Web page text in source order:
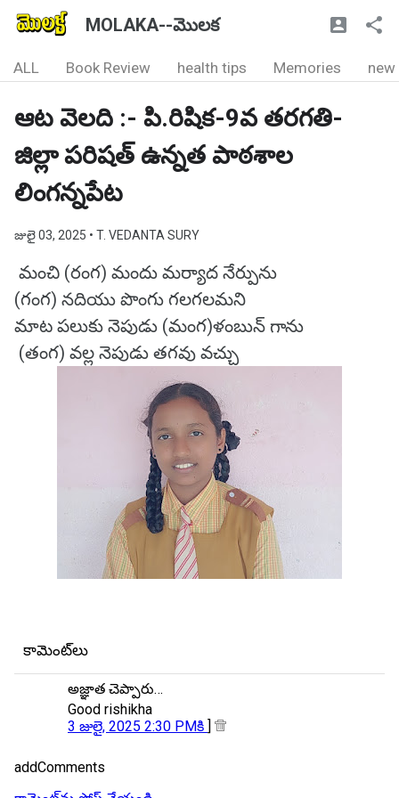
MOLAKA--మొలక
ALL Book Review health tips Memories new
ఆట వెలది :- పి.రిషిక-9వ తరగతి-
జిల్లా పరిషత్ ఉన్నత పాఠశాల
లింగన్నపేట
జులై 03, 2025 • T. VEDANTA SURY
మంచి (రంగ) మందు మర్యాద నేర్పును
(గంగ) నదియు పొంగు గలగలమని
మాట పలుకు నెపుడు (మంగ)ళంబున్ గాను
(తంగ) వల్ల నెపుడు తగవు వచ్చు
కామెంట్‌లు
అజ్ఞాత చెప్పారు…
Good rishikha
3 జులై, 2025 2:30 PMకి ]
addComments